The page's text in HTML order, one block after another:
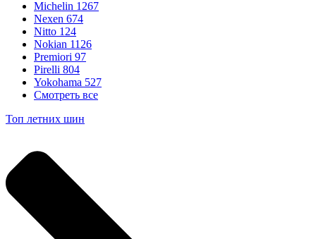
Michelin 1267
Nexen 674
Nitto 124
Nokian 1126
Premiori 97
Pirelli 804
Yokohama 527
Смотреть все
Топ летних шин